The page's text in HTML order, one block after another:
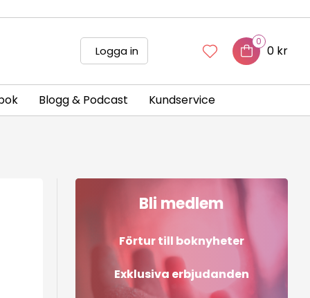
Logga in
0
0 kr
Blogg & Podcast Kundservice
Bli medlem
Förtur till boknyheter
Exklusiva erbjudanden